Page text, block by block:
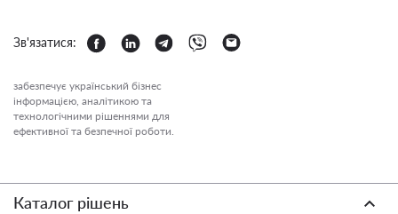
Зв'язатися:
забезпечує український бізнес
інформацією, аналітикою та
технологічними рішеннями для
ефективної та безпечної роботи.
Каталог рішень